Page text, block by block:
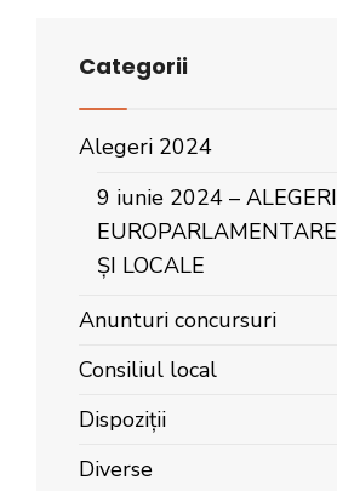
Categorii
Alegeri 2024
9 iunie 2024 – ALEGERI
EUROPARLAMENTARE
ȘI LOCALE
Anunturi concursuri
Consiliul local
Dispoziții
Diverse